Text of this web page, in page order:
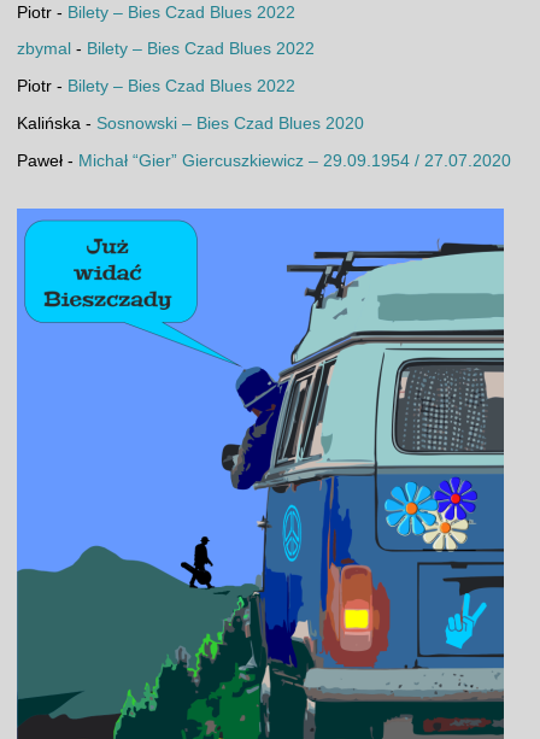
Piotr- Bilety – Bies Czad Blues 2022
zbymal - Bilety – Bies Czad Blues 2022
Piotr- Bilety – Bies Czad Blues 2022
Kalińska - Sosnowski – Bies Czad Blues 2020
Paweł- Michał “Gier” Giercuszkiewicz – 29.09.1954 / 27.07.2020